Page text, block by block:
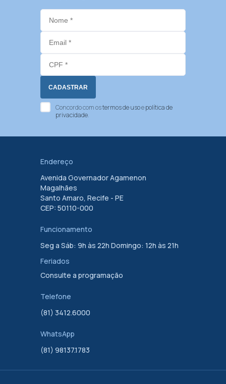
Concordo com ostermos de usoepolítica de
privacidade.
Endereço
Avenida Governador Agamenon
Magalhães
Santo Amaro, Recife - PE
CEP: 50110-000
Funcionamento
Seg a Sáb: 9h às 22h Domingo: 12h às 21h
Feriados
Consulte a programação
Telefone
(81) 3412.6000
WhatsApp
(81) 98137.1783